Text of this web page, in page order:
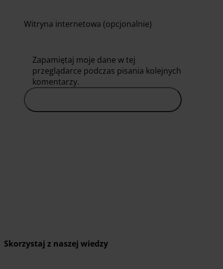
Witryna internetowa (opcjonalnie)
Zapamiętaj moje dane w tej
przeglądarce podczas pisania kolejnych
komentarzy.
Skorzystaj z naszej wiedzy